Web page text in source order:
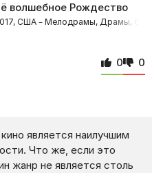
волшебное Рождество
США – Мелодрамы, Драмы,
0 0
является наилучшим
Что же, если это
жанр не является столь